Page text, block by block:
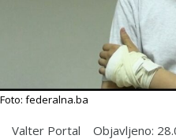
Foto: federalna.ba
Valter Portal Objavljeno: